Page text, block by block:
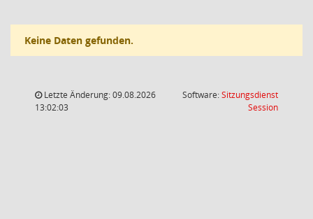
Keine Daten gefunden.
Letzte Änderung: 09.08.2026
13:02:03
Software:Sitzungsdienst
Session(Wird in